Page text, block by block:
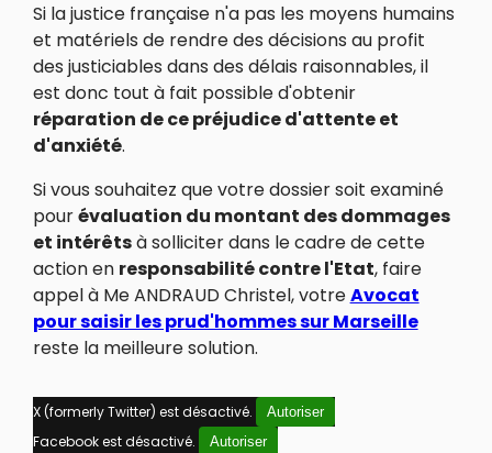
Si la justice française n'a pas les moyens humains
et matériels de rendre des décisions au profit
des justiciables dans des délais raisonnables, il
est donc tout à fait possible d'obtenir
réparation de ce préjudice d'attente et
d'anxiété.
Si vous souhaitez que votre dossier soit examiné
pourévaluation du montant des dommages
et intérêtsà solliciter dans le cadre de cette
action en responsabilité contre l'Etat, faire
appel à Me ANDRAUD Christel, votreAvocat
pour saisir les prud'hommes sur Marseille
reste la meilleure solution.
X (formerly Twitter) est désactivé. Autoriser
Facebook est désactivé. Autoriser